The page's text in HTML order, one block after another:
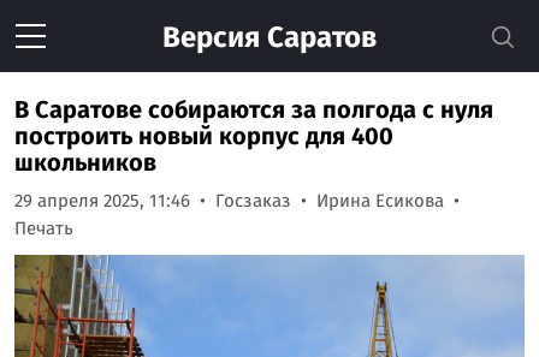
Версия Саратов
В Саратове собираются за полгода с нуля
построить новый корпус для 400
школьников
29 апреля 2025, 11:46 Госзаказ
Ирина Есикова
Печать